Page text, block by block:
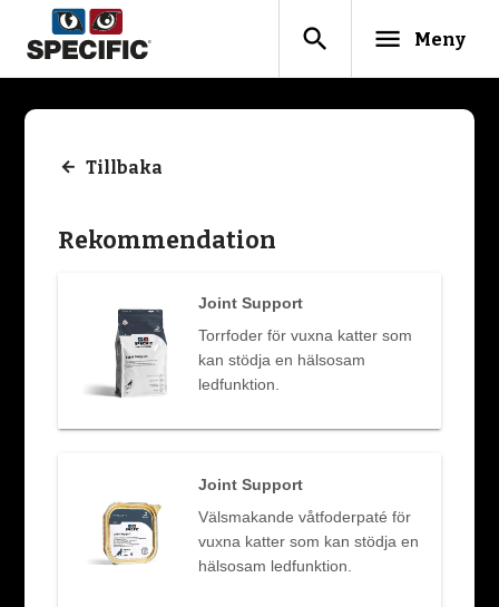
search menu Meny
Tillbaka
Rekommendation
Joint Support
Torrfoder för vuxna katter som
kan stödja en hälsosam
ledfunktion.
Joint Support
Välsmakande våtfoderpaté för
vuxna katter som kan stödja en
hälsosam ledfunktion.